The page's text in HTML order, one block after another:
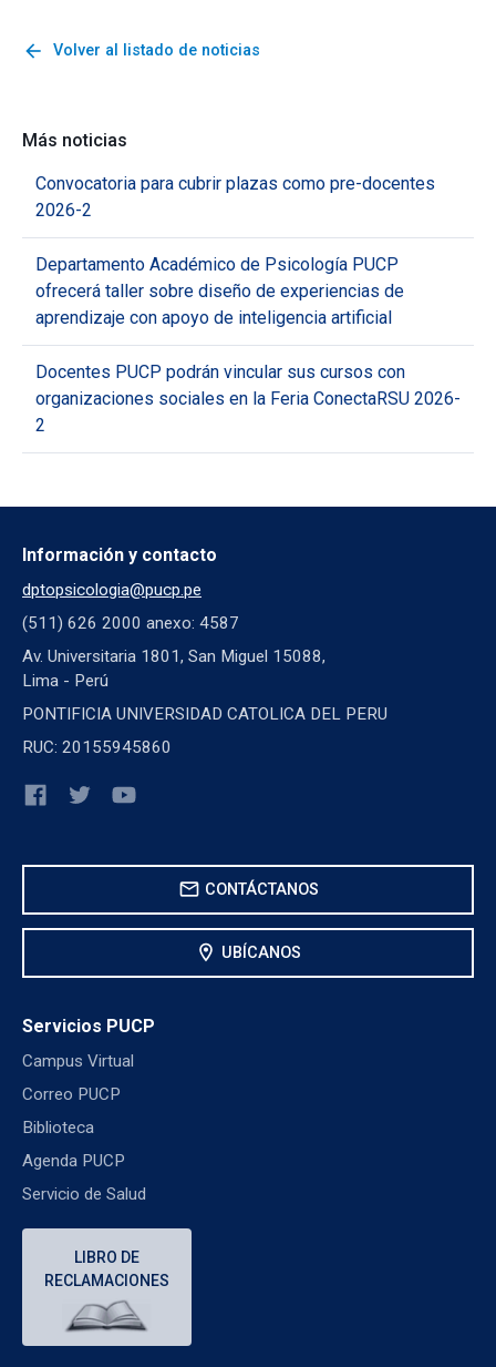
arrow_back Volver al listado de noticias
Más noticias
Convocatoria para cubrir plazas como pre-docentes
2026-2
Departamento Académico de Psicología PUCP
ofrecerá taller sobre diseño de experiencias de
aprendizaje con apoyo de inteligencia artificial
Docentes PUCP podrán vincular sus cursos con
organizaciones sociales en la Feria ConectaRSU 2026-
2
Información y contacto
dptopsicologia@pucp.pe
(511) 626 2000 anexo: 4587
Av. Universitaria 1801, San Miguel 15088,
Lima - Perú
PONTIFICIA UNIVERSIDAD CATOLICA DEL PERU
RUC: 20155945860
mail CONTÁCTANOS
location_on UBÍCANOS
Servicios PUCP
Campus Virtual
Correo PUCP
Biblioteca
Agenda PUCP
Servicio de Salud
LIBRO DE
RECLAMACIONES